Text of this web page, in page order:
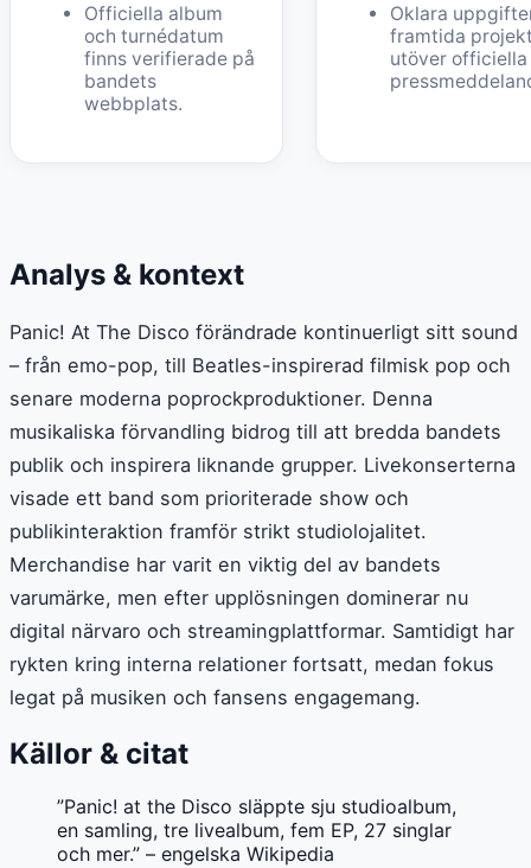
Officiella album
och turnédatum
finns verifierade på
bandets
webbplats.
Oklara
framtida
utöver officiella
Analys & kontext
Panic! At The Disco förändrade kontinuerligt sitt sound
– från emo-pop, till Beatles-inspirerad filmisk pop och
senare moderna poprockproduktioner. Denna
musikaliska förvandling bidrog till att bredda bandets
publik och inspirera liknande grupper. Livekonserterna
visade ett band som prioriterade show och
publikinteraktion framför strikt studiolojalitet.
Merchandise har varit en viktig del av bandets
varumärke, men efter upplösningen dominerar nu
digital närvaro och streamingplattformar. Samtidigt har
rykten kring interna relationer fortsatt, medan fokus
legat på musiken och fansens engagemang.
Källor & citat
”Panic! at the Disco släppte sju studioalbum,
en samling, tre livealbum, fem EP, 27 singlar
och mer.” – engelska Wikipedia